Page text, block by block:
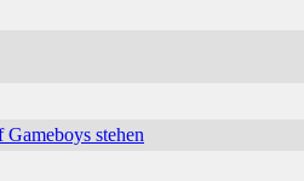
stehen